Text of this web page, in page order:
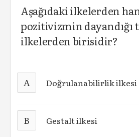
Aşağıdaki ilkelerden
pozitivizmin dayandığı
ilkelerden birisidir?
A Doğrulanabilirlik ilkesi
B Gestalt ilkesi